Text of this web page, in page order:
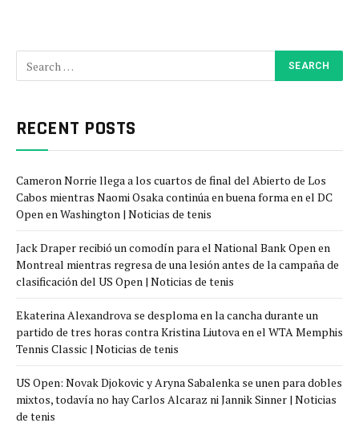
RECENT POSTS
Cameron Norrie llega a los cuartos de final del Abierto de Los
Cabos mientras Naomi Osaka continúa en buena forma en el DC
Open en Washington | Noticias de tenis
Jack Draper recibió un comodín para el National Bank Open en
Montreal mientras regresa de una lesión antes de la campaña de
clasificación del US Open | Noticias de tenis
Ekaterina Alexandrova se desploma en la cancha durante un
partido de tres horas contra Kristina Liutova en el WTA Memphis
Tennis Classic | Noticias de tenis
US Open: Novak Djokovic y Aryna Sabalenka se unen para dobles
mixtos, todavía no hay Carlos Alcaraz ni Jannik Sinner | Noticias
de tenis